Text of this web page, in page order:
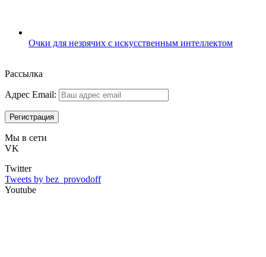
Очки для незрячих с искусственным интеллектом
Рассылка
Адрес Email:
Мы в сети
VK
Twitter
Tweets by bez_provodoff
Youtube